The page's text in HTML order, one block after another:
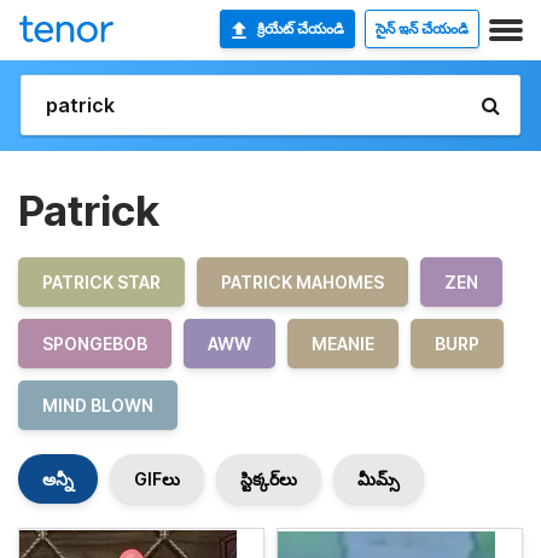
క్రియేట్ చేయండి సైన్ ఇన్ చేయండి
Patrick
PATRICK STAR PATRICK MAHOMES ZEN
SPONGEBOB AWW MEANIE BURP
MIND BLOWN
అన్నీ GIFలు స్టిక్కర్‌లు మీమ్స్